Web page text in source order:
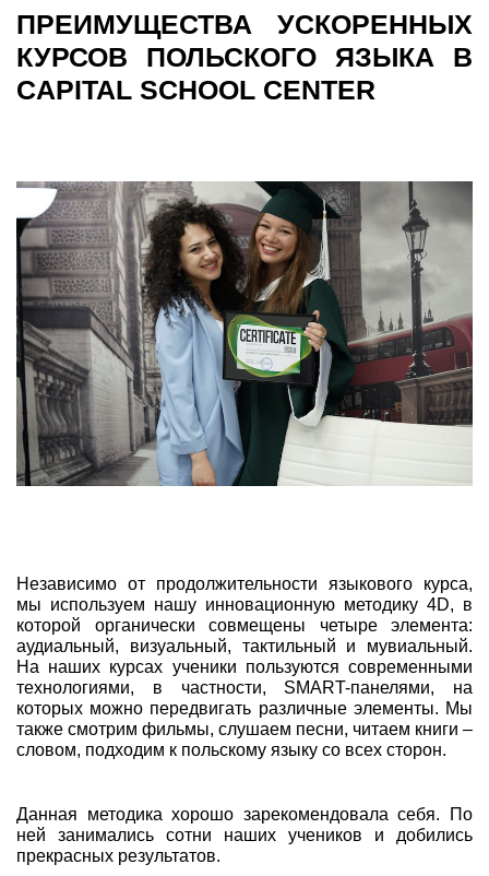
ПРЕИМУЩЕСТВА УСКОРЕННЫХ
КУРСОВ ПОЛЬСКОГО ЯЗЫКА В
CAPITAL SCHOOL CENTER
Независимо от продолжительности языкового курса,
мы используем нашу инновационную методику 4D, в
которой органически совмещены четыре элемента:
аудиальный, визуальный, тактильный и мувиальный.
На наших курсах ученики пользуются современными
технологиями, в частности, SMART-панелями, на
которых можно передвигать различные элементы. Мы
также смотрим фильмы, слушаем песни, читаем книги –
словом, подходим к польскому языку со всех сторон.
Данная методика хорошо зарекомендовала себя. По
ней занимались сотни наших учеников и добились
прекрасных результатов.